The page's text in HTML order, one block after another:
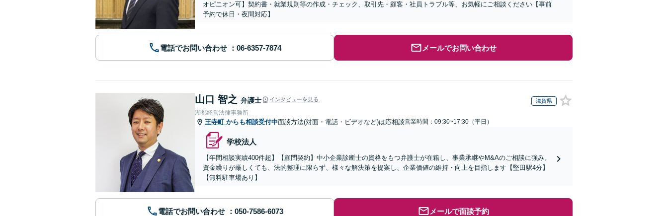
オピニオン可】契約書・就業規則等の作成・チェック、取引先・顧客・社員トラブル等、お気軽にご相談ください【事前
予約で休日・夜間対応】
電話でお問い合わせ メールでお問い合わせ
山口 智之 弁護士 インタビューを見る 滋賀県
湖都経営法律事務所
王寺町 からも相談受付中面談方法(対面・電話・ビデオなど)は応相談営業時間：09:30~17:30（平日）
学校法人
【年間相談実績400件超】【顧問契約】中小企業診断士の資格をもつ弁護士が在籍し、事業承継やM&Aのご相談に強み。
資金繰りが厳しくても、法的整理に限らず、様々な解決策を提案し、企業価値の維持・向上を目指します【堅田駅4分】
【無料駐車場あり】
電話でお問い合わせ メールで面談予約